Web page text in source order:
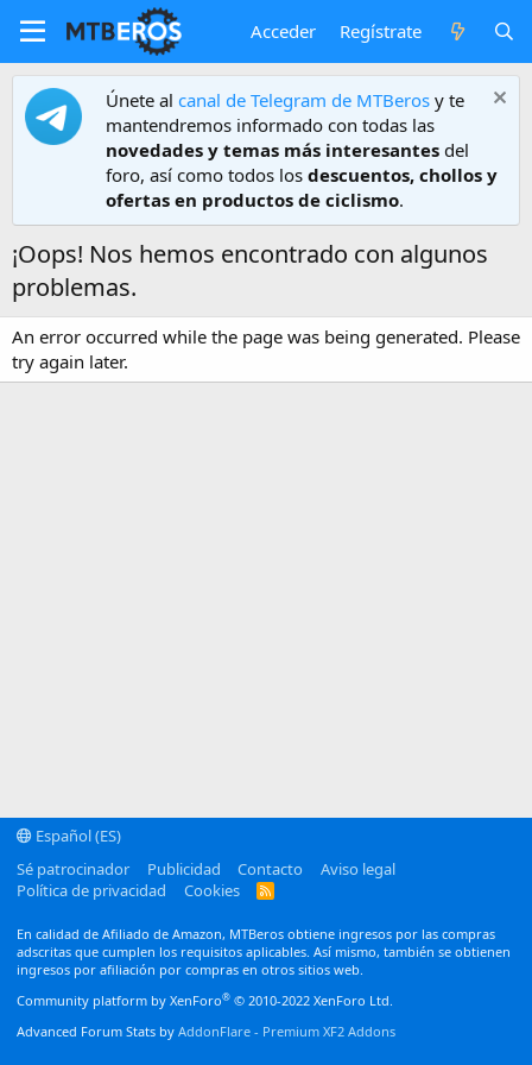
Acceder Regístrate
Únete al canal de Telegram de MTBeros y te
mantendremos informado con todas las
novedades y temas más interesantes del
foro, así como todos los descuentos, chollos y
ofertas en productos de ciclismo.
¡Oops! Nos hemos encontrado con algunos
problemas.
An error occurred while the page was being generated. Please
try again later.
Español (ES)
Sé patrocinador
Publicidad Contacto
Aviso legal
Política de privacidad
Cookies
R
En calidad de Afiliado de Amazon, MTBeros obtiene ingresos por las compras
adscritas que cumplen los requisitos aplicables. Así mismo, también se obtienen
ingresos por afiliación por compras en otros sitios web.
Community platform by XenForo® © 2010-2022 XenForo Ltd.
Advanced Forum Stats by AddonFlare - Premium XF2 Addons